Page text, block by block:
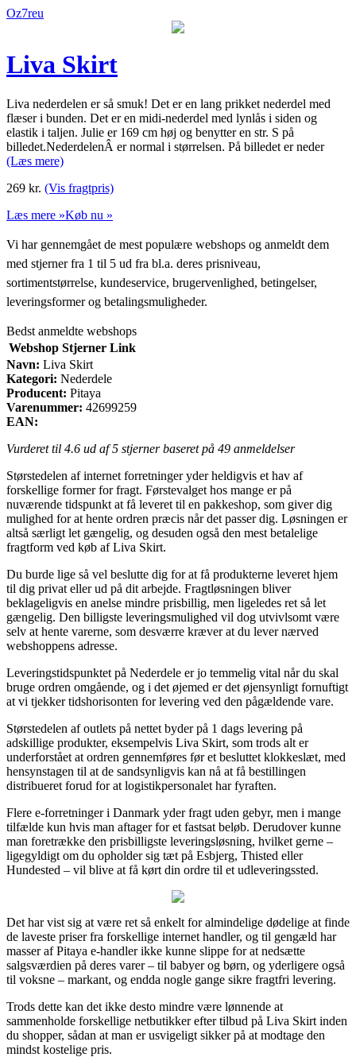
Oz7reu
Liva Skirt
Liva nederdelen er så smuk! Det er en lang prikket nederdel med
flæser i bunden. Det er en midi-nederdel med lynlås i siden og
elastik i taljen. Julie er 169 cm høj og benytter en str. S på
billedet.NederdelenÂ er normal i størrelsen. På billedet er neder
(Læs mere)
269 kr. (Vis fragtpris)
Læs mere »Køb nu »
Vi har gennemgået de mest populære webshops og anmeldt dem
med stjerner fra 1 til 5 ud fra bl.a. deres prisniveau,
sortimentstørrelse, kundeservice, brugervenlighed, betingelser,
leveringsformer og betalingsmuligheder.
Bedst anmeldte webshops
Webshop Stjerner Link
Navn: Liva Skirt
Kategori: Nederdele
Producent: Pitaya
Varenummer: 42699259
EAN:
Vurderet til 4.6 ud af 5 stjerner baseret på 49 anmeldelser
Størstedelen af internet forretninger yder heldigvis et hav af
forskellige former for fragt. Førstevalget hos mange er på
nuværende tidspunkt at få leveret til en pakkeshop, som giver dig
mulighed for at hente ordren præcis når det passer dig. Løsningen er
altså særligt let gængelig, og desuden også den mest betalelige
fragtform ved køb af Liva Skirt.
Du burde lige så vel beslutte dig for at få produkterne leveret hjem
til dig privat eller ud på dit arbejde. Fragtløsningen bliver
beklageligvis en anelse mindre prisbillig, men ligeledes ret så let
gængelig. Den billigste leveringsmulighed vil dog utvivlsomt være
selv at hente varerne, som desværre kræver at du lever nærved
webshoppens adresse.
Leveringstidspunktet på Nederdele er jo temmelig vital når du skal
bruge ordren omgående, og i det øjemed er det øjensynligt fornuftigt
at vi tjekker tidshorisonten for levering ved den pågældende vare.
Størstedelen af outlets på nettet byder på 1 dags levering på
adskillige produkter, eksempelvis Liva Skirt, som trods alt er
underforstået at ordren gennemføres før et besluttet klokkeslæt, med
hensynstagen til at de sandsynligvis kan nå at få bestillingen
distribueret forud for at logistikpersonalet har fyraften.
Flere e-forretninger i Danmark yder fragt uden gebyr, men i mange
tilfælde kun hvis man aftager for et fastsat beløb. Derudover kunne
man foretrække den prisbilligste leveringsløsning, hvilket gerne –
ligegyldigt om du opholder sig tæt på Esbjerg, Thisted eller
Hundested – vil blive at få kørt din ordre til et udleveringssted.
Det har vist sig at være ret så enkelt for almindelige dødelige at finde
de laveste priser fra forskellige internet handler, og til gengæld har
masser af Pitaya e-handler ikke kunne slippe for at nedsætte
salgsværdien på deres varer – til babyer og børn, og yderligere også
til voksne – markant, og endda nogle gange sikre fragtfri levering.
Trods dette kan det ikke desto mindre være lønnende at
sammenholde forskellige netbutikker efter tilbud på Liva Skirt inden
du shopper, sådan at man er usvigeligt sikker på at modtage den
mindst kostelige pris.